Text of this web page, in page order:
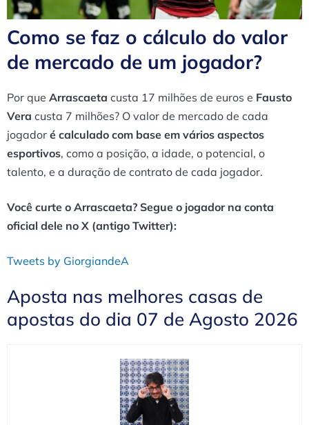
Como se faz o cálculo do valor
de mercado de um jogador?
Por que Arrascaeta custa 17 milhões de euros e Fausto
Vera custa 7 milhões? O valor de mercado de cada
jogador é calculado com base em vários aspectos
esportivos, como a posição, a idade, o potencial, o
talento, e a duração de contrato de cada jogador.
Você curte o Arrascaeta? Segue o jogador na conta
oficial dele no X (antigo Twitter):
Tweets by GiorgiandeA
Aposta nas melhores casas de
apostas do dia 07 de Agosto 2026